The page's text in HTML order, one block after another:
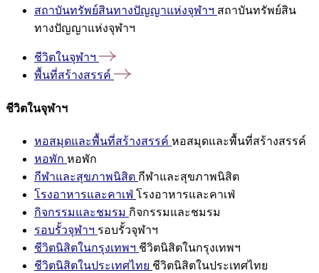
สถาบันทรัพย์สินทางปัญญาแห่งจุฬาฯ สถาบันทรัพย์สิน
ทางปัญญาแห่งจุฬาฯ
ชีวิตในจุฬาฯ
พื้นที่สร้างสรรค์
ชีวิตในจุฬาฯ
หอสมุดและพื้นที่สร้างสรรค์ หอสมุดและพื้นที่สร้างสรรค์
หอพัก หอพัก
กีฬาและสุขภาพนิสิต กีฬาและสุขภาพนิสิต
โรงอาหารและคาเฟ่ โรงอาหารและคาเฟ่
กิจกรรมและชมรม กิจกรรมและชมรม
รอบรั้วจุฬาฯ รอบรั้วจุฬาฯ
ชีวิตนิสิตในกรุงเทพฯ ชีวิตนิสิตในกรุงเทพฯ
ชีวิตนิสิตในประเทศไทย ชีวิตนิสิตในประเทศไทย